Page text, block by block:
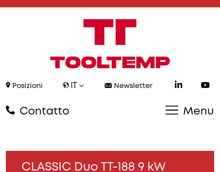
Posizioni IT Newsletter
Contatto Menu
CLASSIC Duo TT-188 9 kW